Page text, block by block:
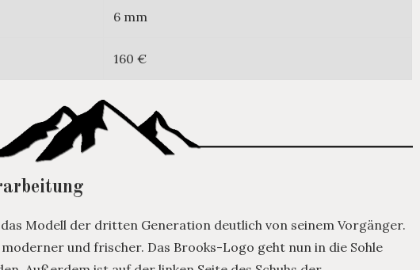
6 mm
160 €
Modell der dritten Generation deutlich von seinem Vorgänger.
und frischer. Das Brooks-Logo geht nun in die Sohle